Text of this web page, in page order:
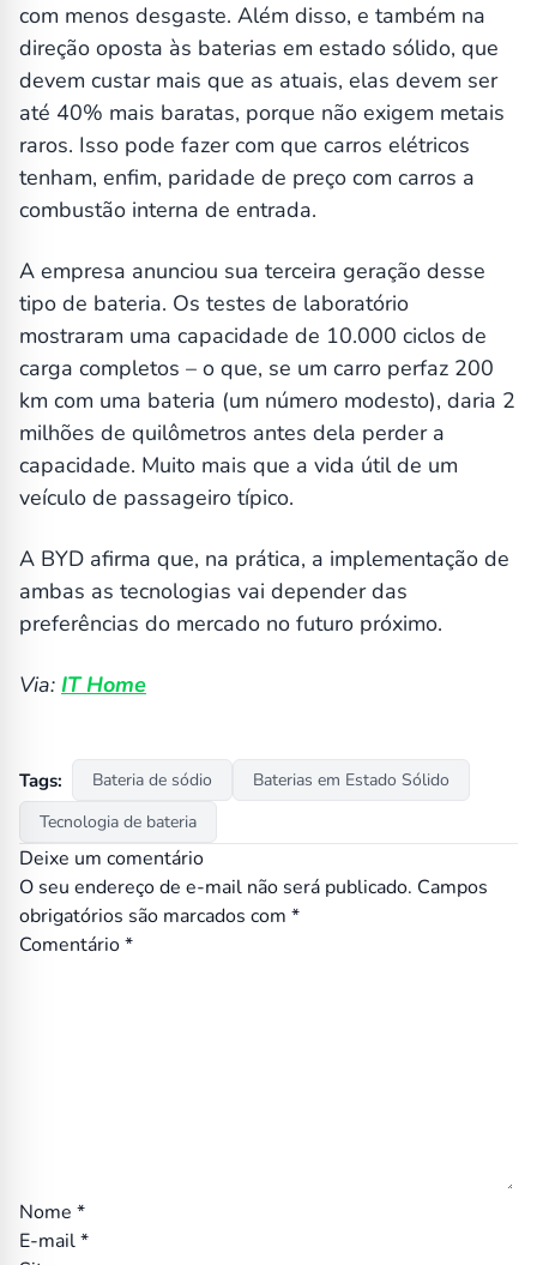
com menos desgaste. Além disso, e também na
direção oposta às baterias em estado sólido, que
devem custar mais que as atuais, elas devem ser
até 40% mais baratas, porque não exigem metais
raros. Isso pode fazer com que carros elétricos
tenham, enfim, paridade de preço com carros a
combustão interna de entrada.
A empresa anunciou sua terceira geração desse
tipo de bateria. Os testes de laboratório
mostraram uma capacidade de 10.000 ciclos de
carga completos – o que, se um carro perfaz 200
km com uma bateria (um número modesto), daria 2
milhões de quilômetros antes dela perder a
capacidade. Muito mais que a vida útil de um
veículo de passageiro típico.
A BYD afirma que, na prática, a implementação de
ambas as tecnologias vai depender das
preferências do mercado no futuro próximo.
Via: IT Home
Tags: Bateria de sódio
Baterias em Estado Sólido
Tecnologia de bateria
Deixe um comentário
O seu endereço de e-mail não será publicado. Campos
obrigatórios são marcados com *
Comentário*
Nome *
E-mail*